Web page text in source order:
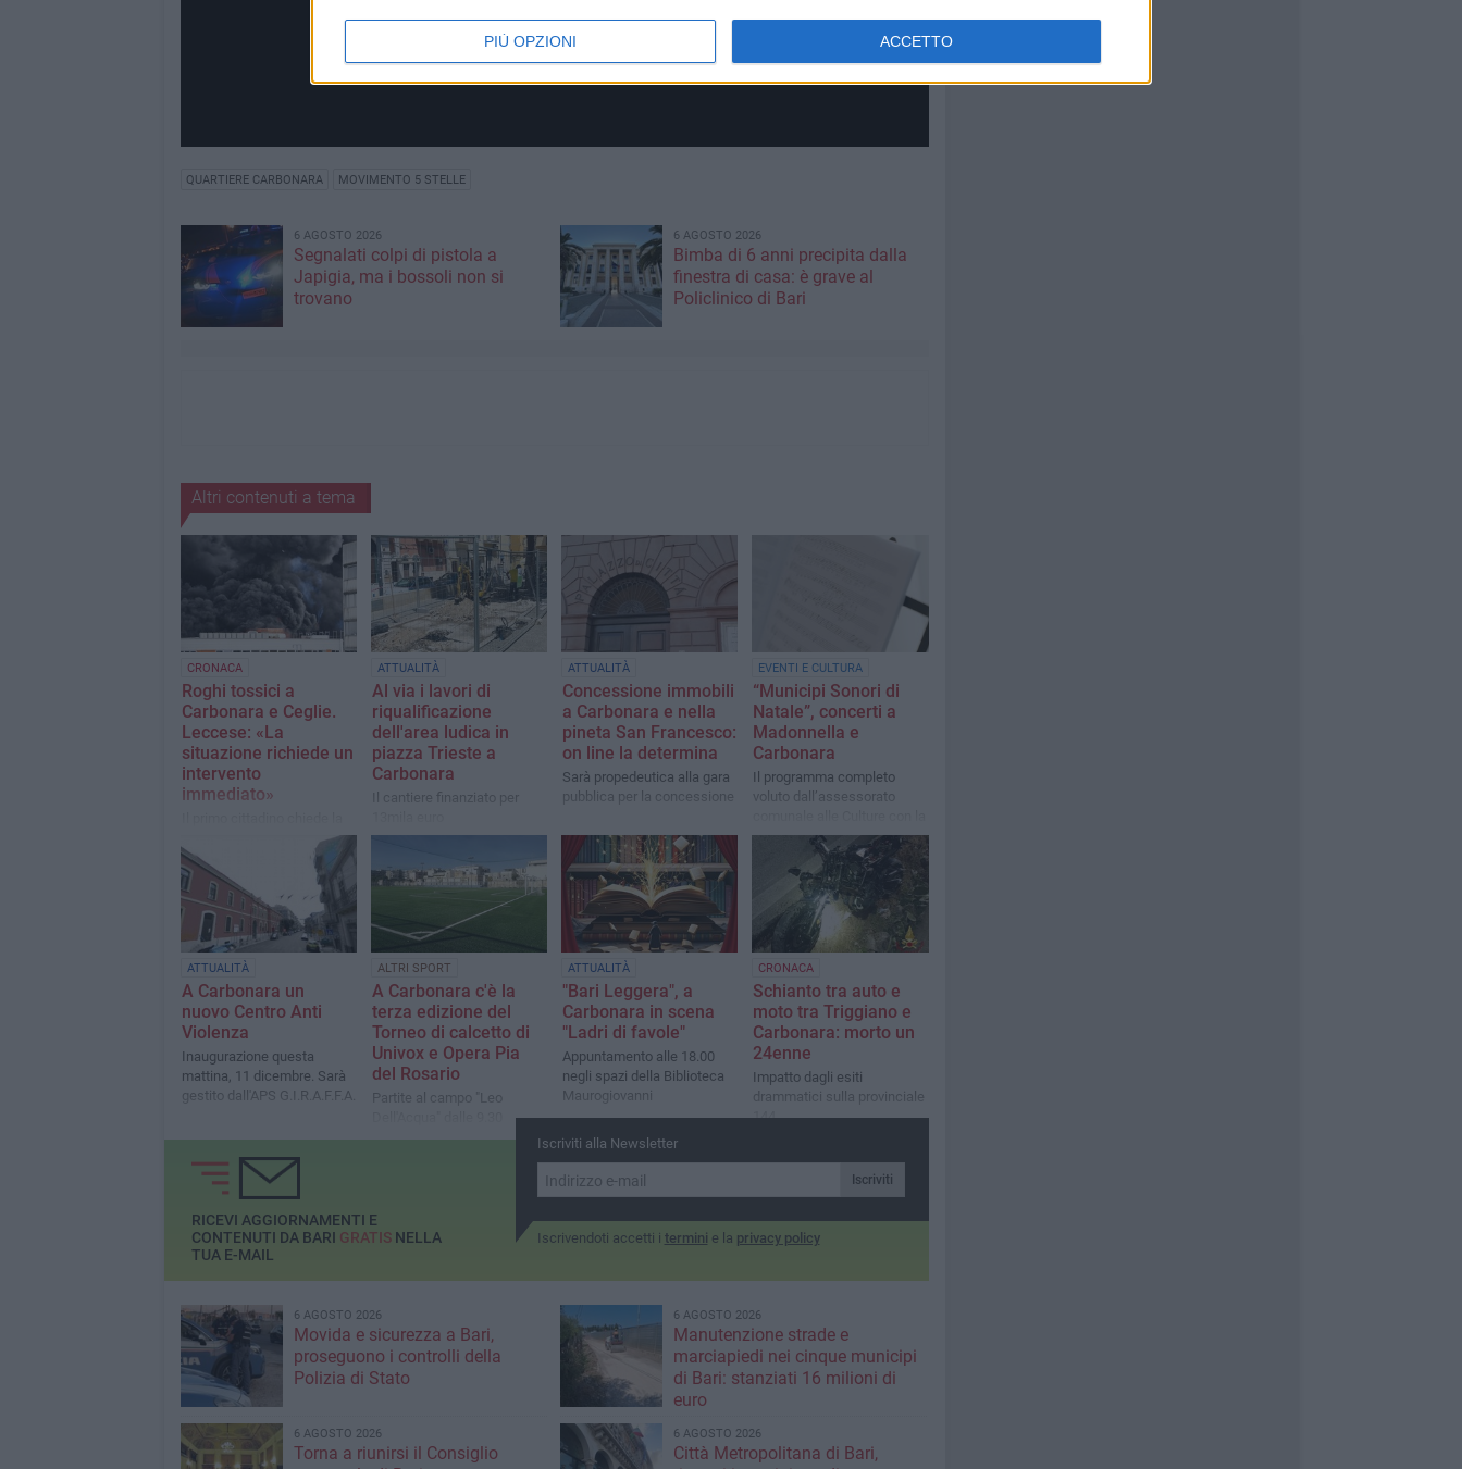
PIÙ OPZIONI ACCETTO
QUARTIERE CARBONARA MOVIMENTO 5 STELLE
6 AGOSTO 2026
Segnalati colpi di pistola a
Japigia, ma i bossoli non si
trovano
6 AGOSTO 2026
Bimba di 6 anni precipita dalla
finestra di casa: è grave al
Policlinico di Bari
Altri contenuti a tema
CRONACA
Roghi tossici a
Carbonara e Ceglie.
Leccese: «La
situazione richiede un
intervento
immediato»
convocazione del Comitato
per l’Ordine e la Sicurezza
Pubblica
ATTUALITÀ
Al via i lavori di
riqualificazione
dell'area ludica in
piazza Trieste a
Carbonara
Il cantiere finanziato per
ATTUALITÀ
Concessione immobili
a Carbonara e nella
pineta San Francesco:
on line la determina
Sarà propedeutica alla gara
pubblica per la concessione
EVENTI E CULTURA
“Municipi Sonori di
Natale”, concerti a
Madonnella e
Carbonara
Il programma completo
voluto dall’assessorato
collaborazione della
Fondazione Petruzzelli
ATTUALITÀ
A Carbonara un
nuovo Centro Anti
Violenza
Inaugurazione questa
mattina, 11 dicembre. Sarà
gestito dall'APS G.I.R.A.F.F.A.
ALTRI SPORT
A Carbonara c'è la
terza edizione del
Torneo di calcetto di
Univox e Opera Pia
del Rosario
Partite al campo "Leo
ATTUALITÀ
"Bari Leggera", a
Carbonara in scena
"Ladri di favole"
Appuntamento alle 18.00
negli spazi della Biblioteca
Maurogiovanni
CRONACA
Schianto tra auto e
moto tra Triggiano e
Carbonara: morto un
24enne
Impatto dagli esiti
drammatici sulla provinciale
144
Iscriviti alla Newsletter
Iscriviti
Iscrivendoti accetti i termini e la privacy policy
RICEVI AGGIORNAMENTI E
CONTENUTI DA BARI GRATISNELLA
TUA E-MAIL
6 AGOSTO 2026
Movida e sicurezza a Bari,
proseguono i controlli della
Polizia di Stato
6 AGOSTO 2026
Manutenzione strade e
marciapiedi nei cinque municipi
di Bari: stanziati 16 milioni di
euro
6 AGOSTO 2026
Torna a riunirsi il Consiglio
6 AGOSTO 2026
Città Metropolitana di Bari,